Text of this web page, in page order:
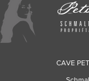
CAVE